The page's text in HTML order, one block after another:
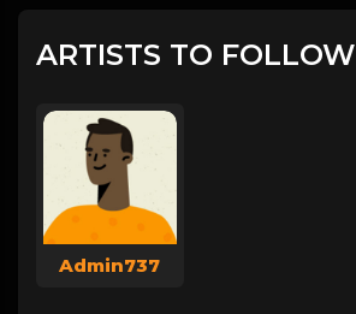
ARTISTS TO FOLLOW
Admin737